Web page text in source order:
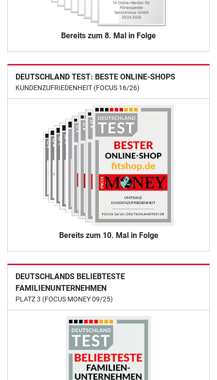
Bereits zum 8. Mal in Folge
DEUTSCHLAND TEST: BESTE ONLINE-SHOPS
KUNDENZUFRIEDENHEIT (FOCUS 16/26)
Bereits zum 10. Mal in Folge
DEUTSCHLANDS BELIEBTESTE
FAMILIENUNTERNEHMEN
PLATZ 3 (FOCUS MONEY 09/25)